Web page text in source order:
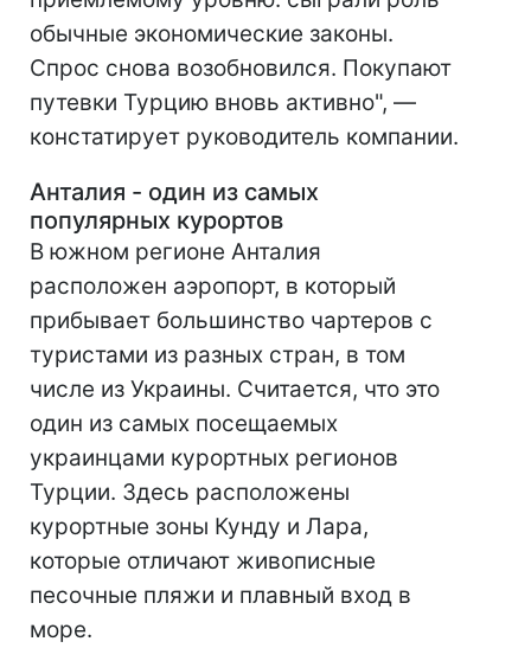
обычные экономические законы.
Спрос снова возобновился. Покупают
путевки Турцию вновь активно", —
констатирует руководитель компании.
Анталия - один из самых
популярных курортов
В южном регионе Анталия
расположен аэропорт, в который
прибывает большинство чартеров с
туристами из разных стран, в том
числе из Украины. Считается, что это
один из самых посещаемых
украинцами курортных регионов
Турции. Здесь расположены
курортные зоны Кунду и Лара,
которые отличают живописные
песочные пляжи и плавный вход в
море.